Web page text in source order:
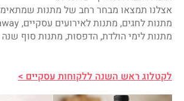
אצלנו תמצאו מבחר רחב של מתנות
מתנות לימי הולדת, הדפסות, מתנות סוף שנה
לקטלוג ראש השנה ללקוחות עסקיים >